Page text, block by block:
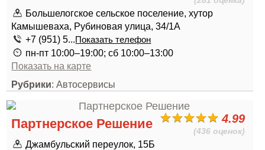
Большелогское сельское поселение, хутор
Камышеваха, Рубиновая улица, 34/1А
+7 (951) 5...Показать телефон
пн-пт 10:00–19:00; сб 10:00–13:00
Показать на карте
Рубрики: Автосервисы
4.99
(436 оценок)
Партнерское Решение
Джамбульский переулок, 15Б